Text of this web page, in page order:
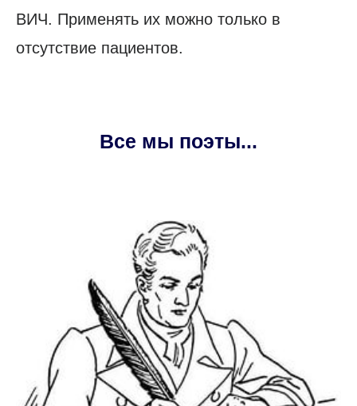
ВИЧ. Применять их можно только в
отсутствие пациентов.
Все мы поэты...